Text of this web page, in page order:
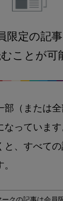
限定の記
ことが可
部（または
なっていま
と、すべて